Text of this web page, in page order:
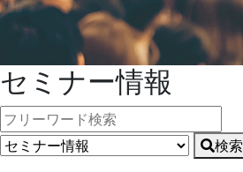
セミナー情報
検索